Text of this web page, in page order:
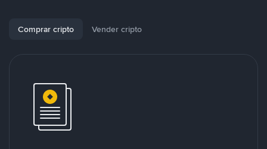
Comprar cripto Vender cripto